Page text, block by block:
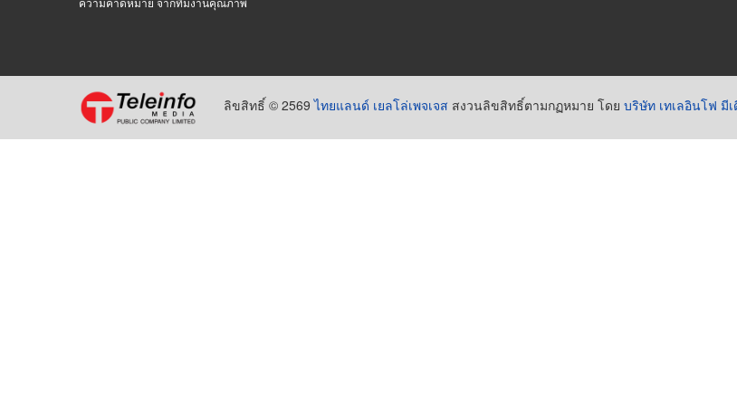
ลิขสิทธิ์ © 2569ไทยแลนด์ เยลโล่เพจเจส สงวนลิขสิทธิ์ตามกฏหมาย โดย บริษัท เทเลอินโฟ มี